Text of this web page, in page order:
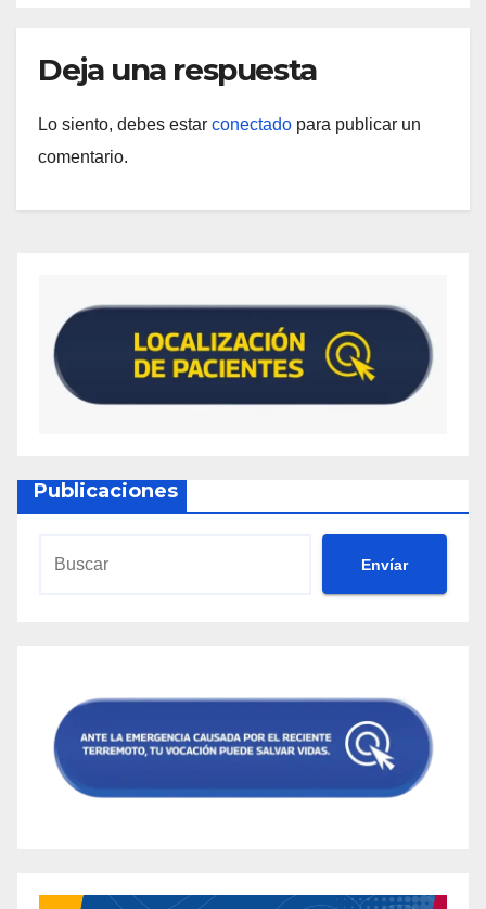
Deja una respuesta
Lo siento, debes estar conectado para publicar un
comentario.
Publicaciones
Envíar